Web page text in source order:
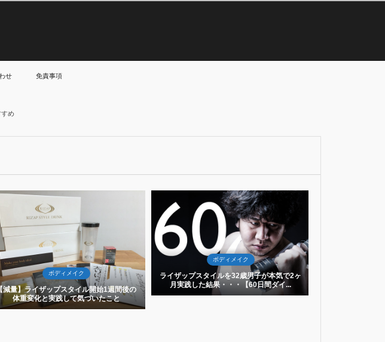
せ 免責事項
すめ
ボディメイク
イザップスタイルを32歳男子が本気で2ヶ
月実践した結果・・・【60日間ダイ...
26
ボディメイク
好感度を上げるために除毛クリームNULLで
指毛を処理してみた